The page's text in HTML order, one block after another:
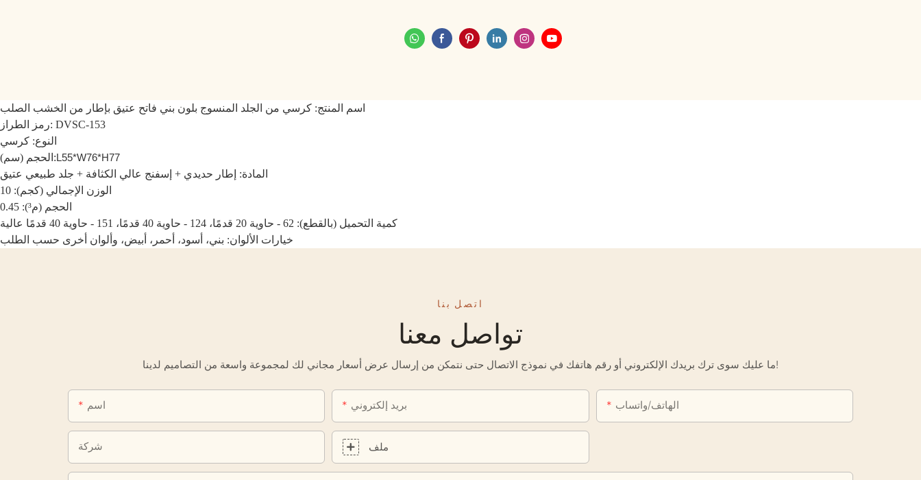
اسم المنتج: كرسي من الجلد المنسوج بلون بني فاتح عتيق بإطار من الخشب الصلب
رمز الطراز: DVSC-153
النوع: كرسي
الحجم (سم):L55*W76*H77
المادة: إطار حديدي + إسفنج عالي الكثافة + جلد طبيعي عتيق
الوزن الإجمالي (كجم): 10
الحجم (م³): 0.45
كمية التحميل (بالقطع): 62 - حاوية 20 قدمًا، 124 - حاوية 40 قدمًا، 151 - حاوية 40 قدمًا عالية
خيارات الألوان: بني، أسود، أحمر، أبيض، وألوان أخرى حسب الطلب
اتصل بنا
تواصل معنا
ما عليك سوى ترك بريدك الإلكتروني أو رقم هاتفك في نموذج الاتصال حتى نتمكن من إرسال عرض أسعار مجاني لك لمجموعة واسعة من التصاميم لدينا!
اسم بريد إلكتروني الهاتف/واتساب
شركة ملف